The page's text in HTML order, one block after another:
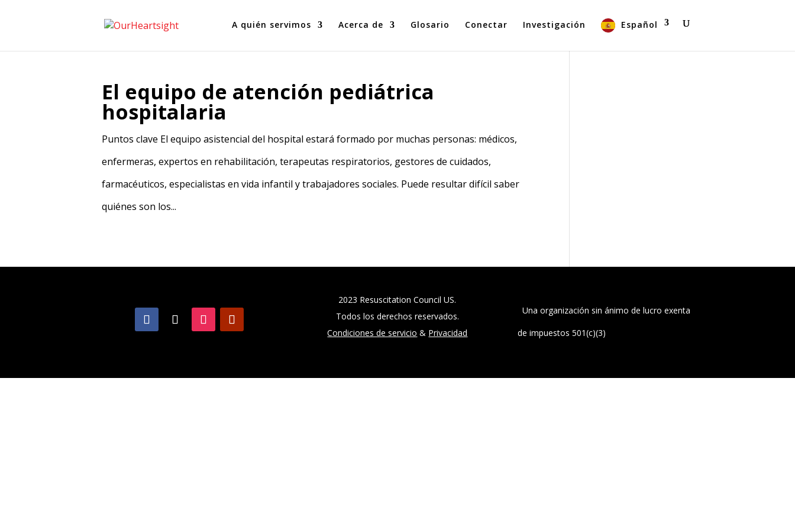
A quién servimos Acerca de Glosario Conectar Investigación Español
El equipo de atención pediátrica
hospitalaria
Puntos clave El equipo asistencial del hospital estará formado por muchas personas: médicos,
enfermeras, expertos en rehabilitación, terapeutas respiratorios, gestores de cuidados,
farmacéuticos, especialistas en vida infantil y trabajadores sociales. Puede resultar difícil saber
quiénes son los...
2023 Resuscitation Council US.
Todos los derechos reservados.
Condiciones de servicio & Privacidad
Una organización sin ánimo de lucro exenta
de impuestos 501(c)(3)